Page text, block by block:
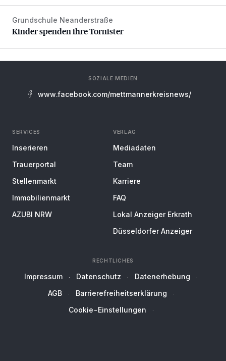
Kinder spenden ihre Tornister
Grundschule Neanderstraße
Kinder spenden ihre Tornister
SOZIALE MEDIEN
www.facebook.com/mettmannerkreisnews/
SERVICES
Inserieren
Trauerportal
Stellenmarkt
Immobilienmarkt
AZUBI NRW
VERLAG
Mediadaten
Team
Karriere
FAQ
Lokal Anzeiger Erkrath
Düsseldorfer Anzeiger
RECHTLICHES
Impressum Datenschutz
Datenerhebung
AGB
Barrierefreiheitserklärung
Cookie-Einstellungen